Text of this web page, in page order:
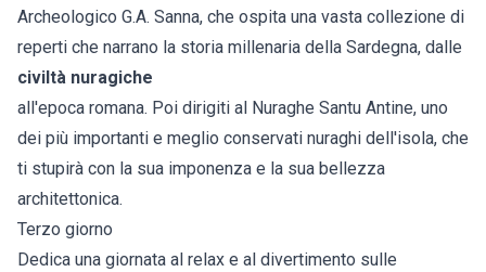
Archeologico G.A. Sanna, che ospita una vasta collezione di
reperti che narrano la storia millenaria della Sardegna, dalle
civiltà nuragiche
all'epoca romana. Poi dirigiti al Nuraghe Santu Antine, uno
dei più importanti e meglio conservati nuraghi dell'isola, che
ti stupirà con la sua imponenza e la sua bellezza
architettonica.
Terzo giorno
Dedica una giornata al relax e al divertimento sulle